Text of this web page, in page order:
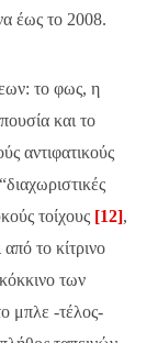
έως το 2008.
το φως, η
και το
αντιφατικούς
τοίχους [12],
από το κίτρινο
των
μπλε -τέλος-